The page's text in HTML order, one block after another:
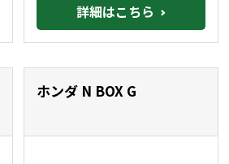
詳細はこちら
ホンダ N BOX G